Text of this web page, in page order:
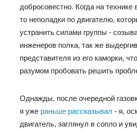
добросовестно. Когда на
то неполадки по двигателю,
устранить силами группы -
инженеров полка, так же
представителя из его каморки,
разумом пробовать решить
Однажды, после очередной
я уже раньше рассказывал - я,
двигатель, заглянул в сопло и